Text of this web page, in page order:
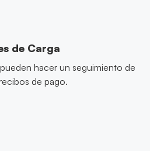
de Carga
hacer un seguimiento de
de pago.